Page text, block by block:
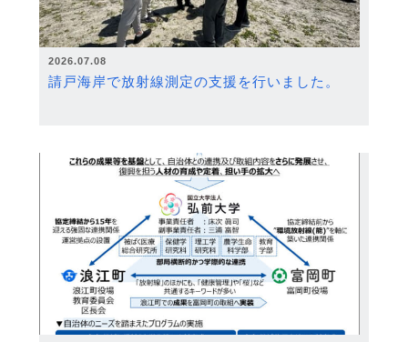
2026.07.08
請戸海岸で放射線測定の支援を行いました。